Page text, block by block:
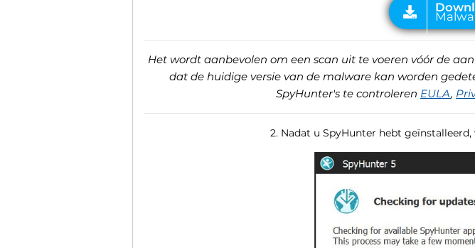
Het wordt aanbevolen om een ​​scan uit te voeren vóór de
dat de huidige versie van de malware kan worden
SpyHunter's te controleren EULA,
2. Nadat u SpyHunter hebt